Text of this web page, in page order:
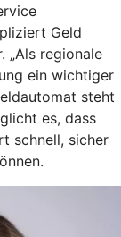
Geld
„Als regionale
ein wichtiger
steht
es, dass
schnell, sicher